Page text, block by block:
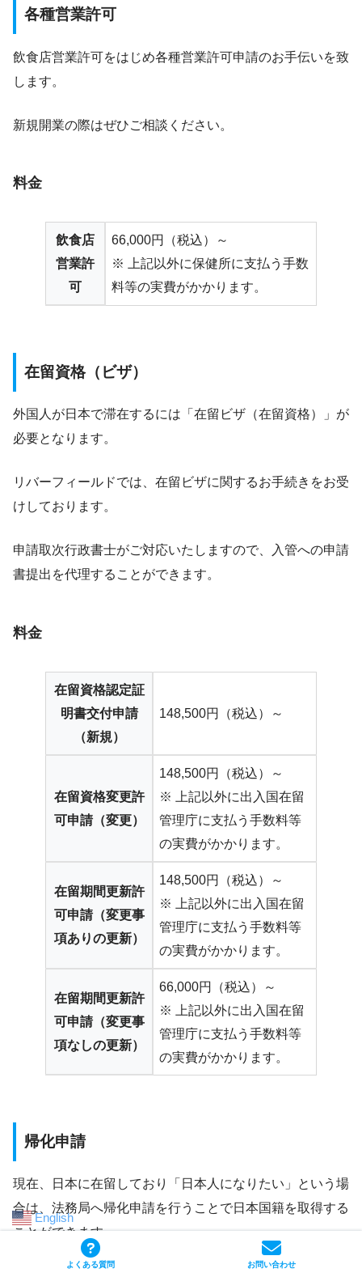
各種営業許可
飲食店営業許可をはじめ各種営業許可申請のお手伝いを致
します。
新規開業の際はぜひご相談ください。
料金
飲食店
営業許
可
66,000円（税込）～
※ 上記以外に保健所に支払う手数
料等の実費がかかります。
在留資格（ビザ）
外国人が日本で滞在するには「在留ビザ（在留資格）」が
必要となります。
リバーフィールドでは、在留ビザに関するお手続きをお受
けしております。
申請取次行政書士がご対応いたしますので、入管への申請
書提出を代理することができます。
料金
在留資格認定証
明書交付申請
（新規）
148,500円（税込）～
在留資格変更許
可申請（変更）
148,500円（税込）～
※ 上記以外に出入国在留
管理庁に支払う手数料等
の実費がかかります。
在留期間更新許
可申請（変更事
項ありの更新）
148,500円（税込）～
※ 上記以外に出入国在留
管理庁に支払う手数料等
の実費がかかります。
在留期間更新許
可申請（変更事
項なしの更新）
66,000円（税込）～
※ 上記以外に出入国在留
管理庁に支払う手数料等
の実費がかかります。
帰化申請
現在、日本に在留しており「日本人になりたい」という場
合は、法務局へ帰化申請を行うことで日本国籍を取得する
ことができます。
よくある質問 お問い合わせ
English